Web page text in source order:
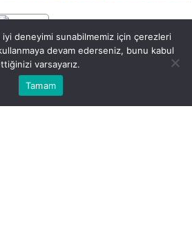
PAYLAŞ
heyecanı Üsküdar’da dev
yaşamanızı sağlamak için
Eczaneler
deneyimi sunabilmemiz için çerezleri
devam ederseniz, bunu kabul
varsayarız.
Tamam